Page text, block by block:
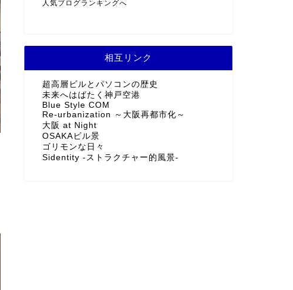
人気ブログランキングへ
相互リンク
超高層ビルとパソコンの歴史
未来へはばたく神戸空港
Blue Style COM
Re-urbanization ～大阪再都市化～
大阪 at Night
OSAKAビル景
ゴリモンな日々
Sidentity -ストラクチャー的風景-